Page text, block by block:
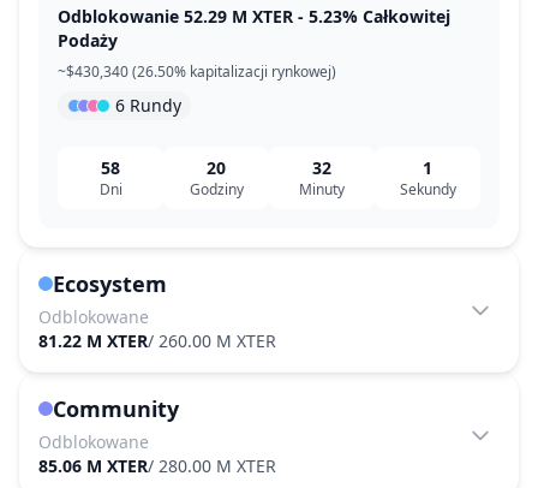
Odblokowanie 52.29 M XTER - 5.23% Całkowitej
Podaży
~$430,340 (26.50% kapitalizacji rynkowej)
6 Rundy
58
Dni
20
Godziny
32
Minuty
1
Sekundy
Ecosystem
Odblokowane
81.22 M XTER/ 260.00 M XTER
Community
Odblokowane
85.06 M XTER/ 280.00 M XTER